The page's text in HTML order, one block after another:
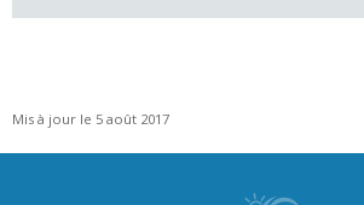
Mis à jour le 5 août 2017